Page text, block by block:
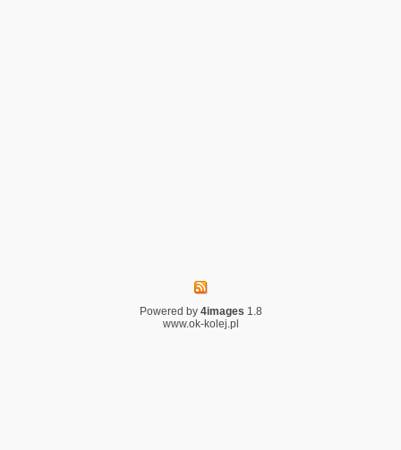
Powered by 4images 1.8
www.ok-kolej.pl